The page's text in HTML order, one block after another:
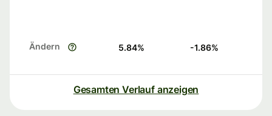
Ändern 5.84% -1.86%
Gesamten Verlauf anzeigen